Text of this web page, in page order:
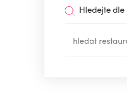
Hledejte